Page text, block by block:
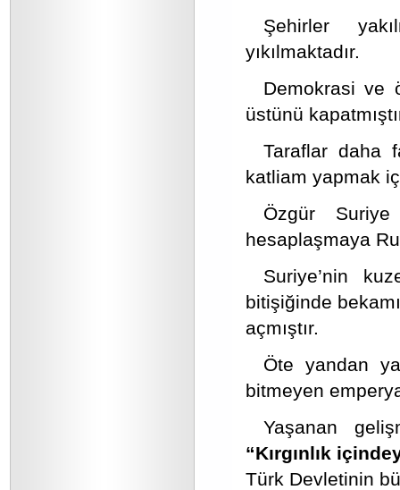
Şehirler
yıkılmaktadır.
Demokrasi ve
üstünü
Taraflar daha
katliam yapmak
Özgür
hesaplaşmaya
Suriye’nin
bitişiğinde
açmıştır.
Öte yandan
bitmeyen
Yaşanan
“Kırgınlık
Türk Devletinin